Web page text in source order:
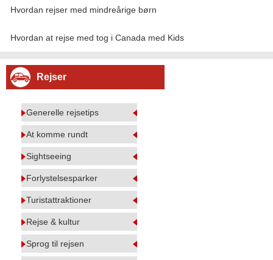
Hvordan rejser med mindreårige børn
Hvordan at rejse med tog i Canada med Kids
Rejser
Generelle rejsetips
At komme rundt
Sightseeing
Forlystelsesparker
Turistattraktioner
Rejse & kultur
Sprog til rejsen